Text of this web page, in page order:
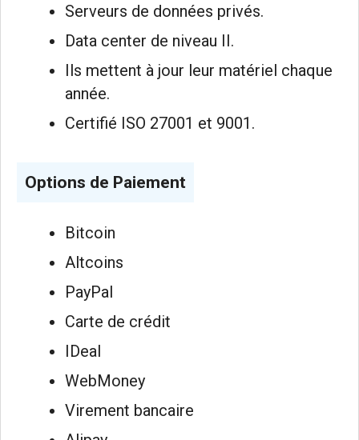
Serveurs de données privés.
Data center de niveau II.
Ils mettent à jour leur matériel chaque
année.
Certifié ISO 27001 et 9001.
Options de Paiement
Bitcoin
Altcoins
PayPal
Carte de crédit
IDeal
WebMoney
Virement bancaire